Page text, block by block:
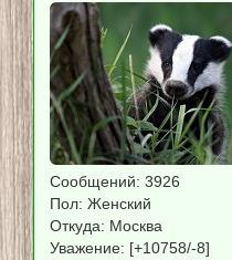
Сообщений: 3926
Пол: Женский
Откуда: Москва
Уважение: [+10758/-8]